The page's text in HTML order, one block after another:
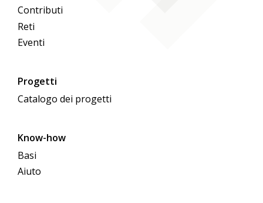
Contributi
Reti
Eventi
Progetti
Catalogo dei progetti
Know-how
Basi
Aiuto